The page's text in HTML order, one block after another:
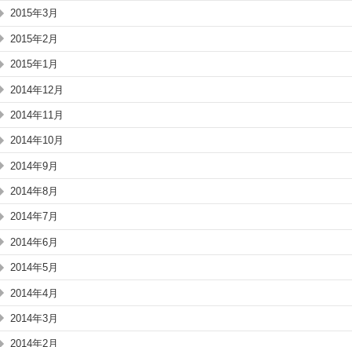
2015年3月
2015年2月
2015年1月
2014年12月
2014年11月
2014年10月
2014年9月
2014年8月
2014年7月
2014年6月
2014年5月
2014年4月
2014年3月
2014年2月